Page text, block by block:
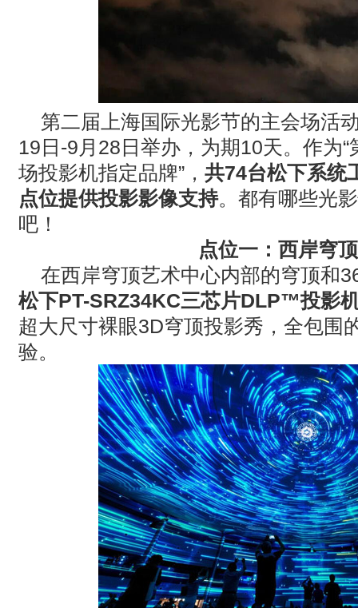
第二届上海国际光影节的主会场活
19 日 -9 月 28 日举办，为期10天。作为“
场投影机指定品牌” ， 共74台松下系统
点位提供投影影像支持。都有哪些光
吧！
点位一：西岸穹
在西岸穹顶艺术中心内部的穹顶和
松下PT-SRZ34KC三芯片DLP™投影
超大尺寸裸眼3D穹顶投影秀，全包围
验。